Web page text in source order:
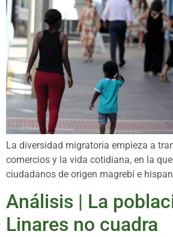
La diversidad migratoria empieza a
comercios y la vida cotidiana, en la
ciudadanos de origen magrebí e
Análisis | La
Linares no cuadra